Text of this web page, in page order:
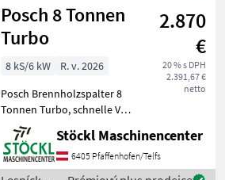
stroje /
Posch
Posch 8 Tonnen
Turbo
2.870
€
20 % s DPH
2.391,67 €
netto
8 kS/6 kW
R. v. 2026
Posch Brennholzspalter 8
Tonnen Turbo, schnelle Vor
und
Rücklaufgeschwindigkeit,
55 cm Scheitellänge.
Maschine ist Neu. , :,
Stöckl Maschinencenter
6405 Pfaffenhofen/Telfs